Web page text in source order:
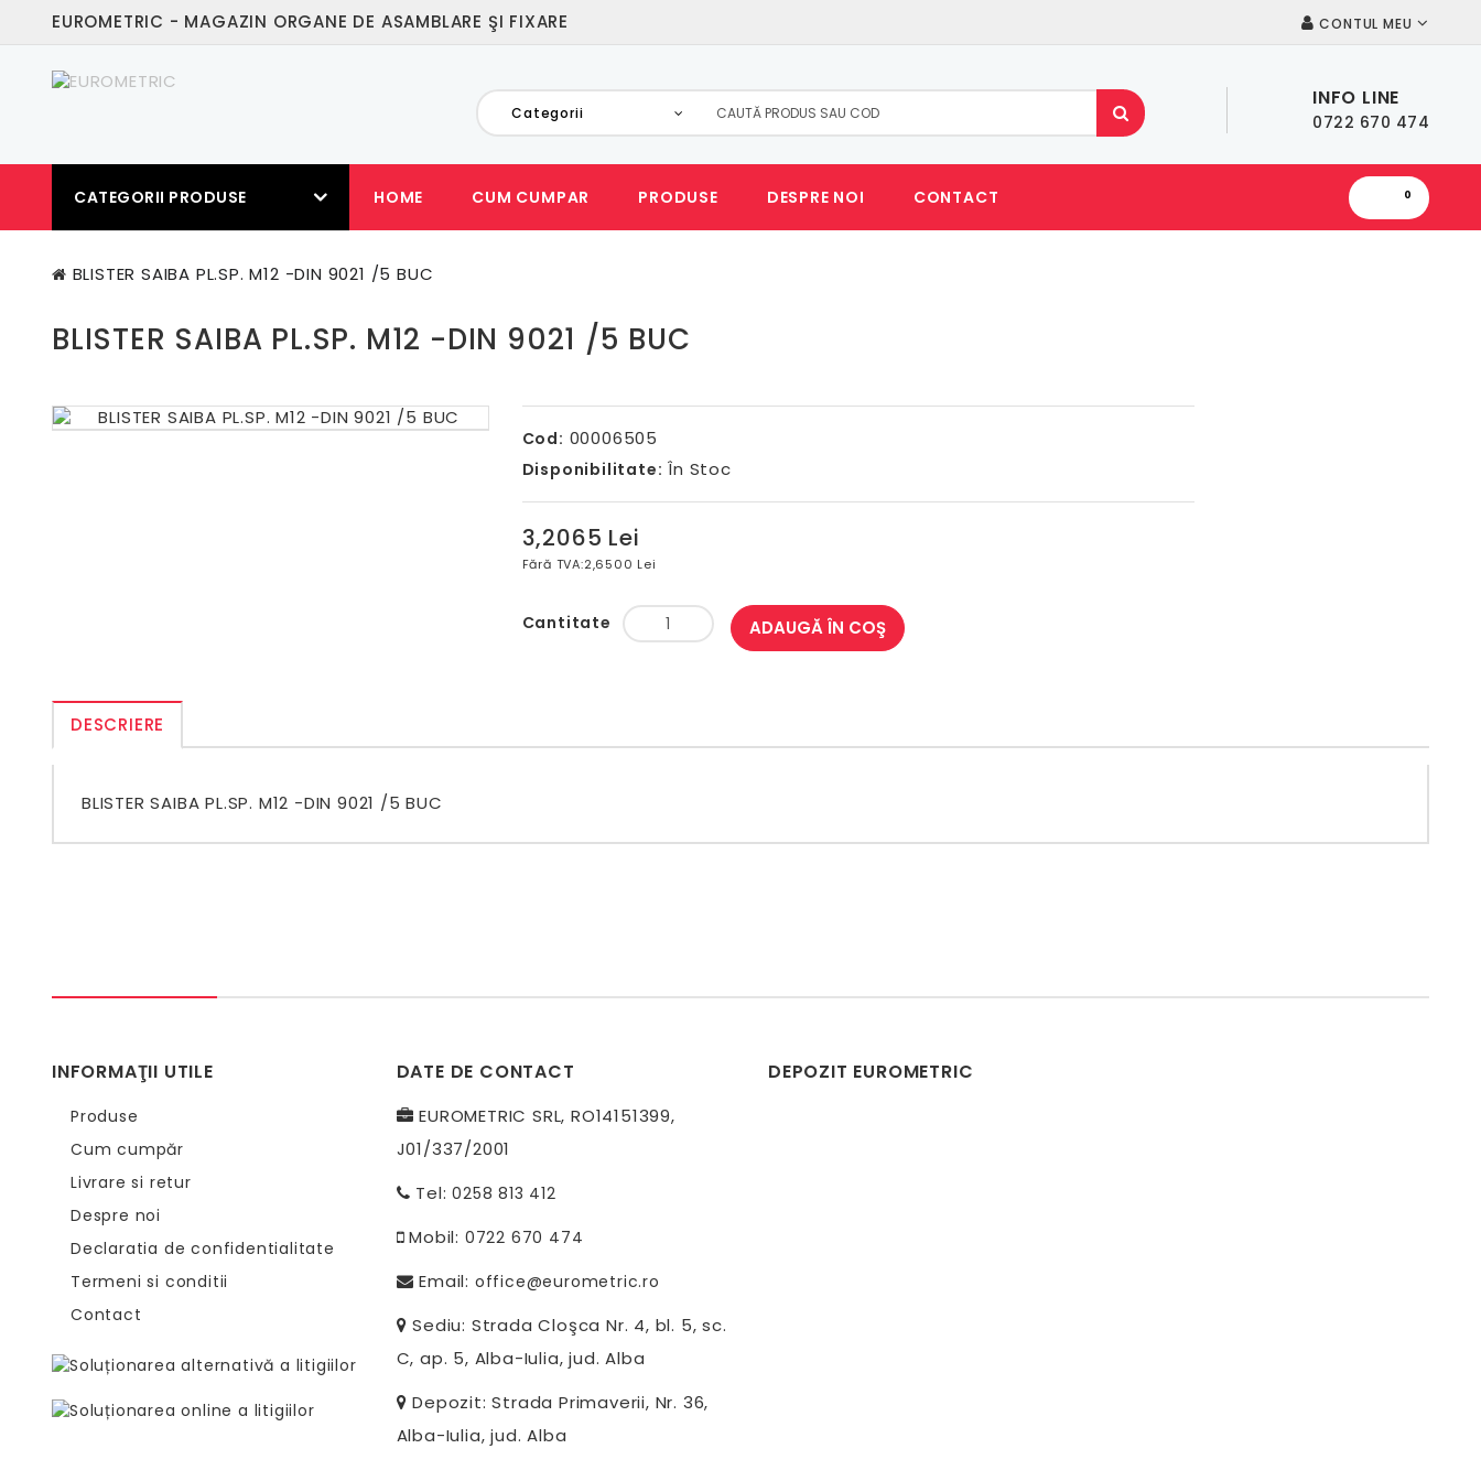
EUROMETRIC - MAGAZIN ORGANE DE ASAMBLARE ŞI FIXARE CONTUL MEU
INFO LINE
0722 670 474
Categorii
CATEGORII PRODUSE HOME CUM CUMPAR PRODUSE DESPRE NOI CONTACT 0
BLISTER SAIBA PL.SP. M12 -DIN 9021 /5 BUC
BLISTER SAIBA PL.SP. M12 -DIN 9021 /5 BUC
Cod: 00006505
Disponibilitate: În Stoc
3,2065 Lei
Fără TVA:2,6500 Lei
Cantitate ADAUGĂ ÎN COŞ
DESCRIERE
BLISTER SAIBA PL.SP. M12 -DIN 9021 /5 BUC
INFORMAŢII UTILE
Produse
Cum cumpăr
Livrare si retur
Despre noi
Declaratia de confidentialitate
Termeni si conditii
Contact
DATE DE CONTACT
EUROMETRIC SRL, RO14151399,
J01/337/2001
Tel:0258 813 412
Mobil: 0722 670 474
Email: office@eurometric.ro
Sediu: Strada Cloşca Nr. 4, bl. 5, sc.
C, ap. 5, Alba-Iulia, jud. Alba
Depozit: Strada Primaverii, Nr. 36,
Alba-Iulia, jud. Alba
DEPOZIT EUROMETRIC